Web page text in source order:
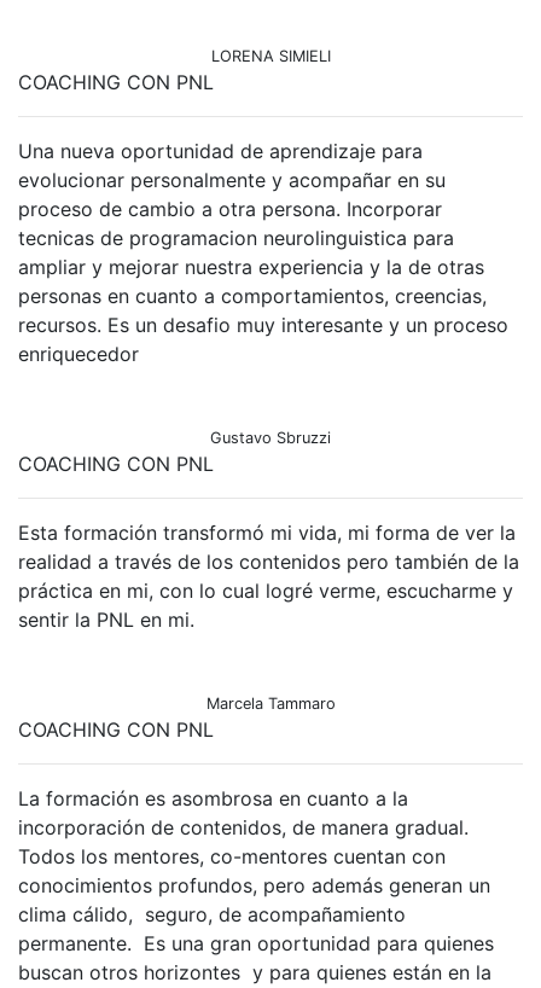
LORENA SIMIELI
COACHING CON PNL
Una nueva oportunidad de aprendizaje para
evolucionar personalmente y acompañar en su
proceso de cambio a otra persona. Incorporar
tecnicas de programacion neurolinguistica para
ampliar y mejorar nuestra experiencia y la de otras
personas en cuanto a comportamientos, creencias,
recursos. Es un desafio muy interesante y un proceso
enriquecedor
Gustavo Sbruzzi
COACHING CON PNL
Esta formación transformó mi vida, mi forma de ver la
realidad a través de los contenidos pero también de la
práctica en mi, con lo cual logré verme, escucharme y
sentir la PNL en mi.
Marcela Tammaro
COACHING CON PNL
La formación es asombrosa en cuanto a la
incorporación de contenidos, de manera gradual.
Todos los mentores, co-mentores cuentan con
conocimientos profundos, pero además generan un
clima cálido, seguro, de acompañamiento
permanente. Es una gran oportunidad para quienes
buscan otros horizontes y para quienes están en la